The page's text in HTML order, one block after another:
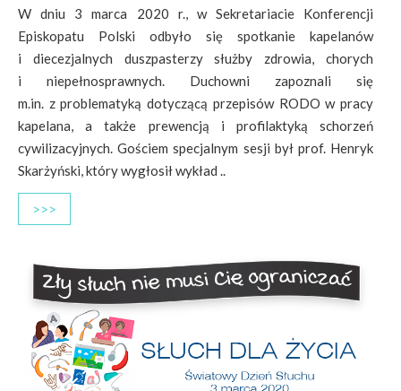
W dniu 3 marca 2020 r., w Sekretariacie Konferencji
Episkopatu Polski odbyło się spotkanie kapelanów
i diecezjalnych duszpasterzy służby zdrowia, chorych
i niepełnosprawnych. Duchowni zapoznali się
m.in. z problematyką dotyczącą przepisów RODO w pracy
kapelana, a także prewencją i profilaktyką schorzeń
cywilizacyjnych. Gościem specjalnym sesji był prof. Henryk
Skarżyński, który wygłosił wykład ..
>>>